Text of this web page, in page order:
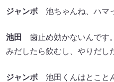
ジャンボ 池ちゃんね、ハマ
池田
歯止め効かないんです
みだしたら飲むし、やりだし
ジャンボ 池田くんはとこと